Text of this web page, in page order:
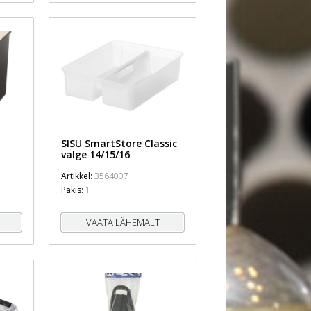
SISU SmartStore Classic
valge 14/15/16
Artikkel:3564007
Pakis: 1
VAATA LÄHEMALT